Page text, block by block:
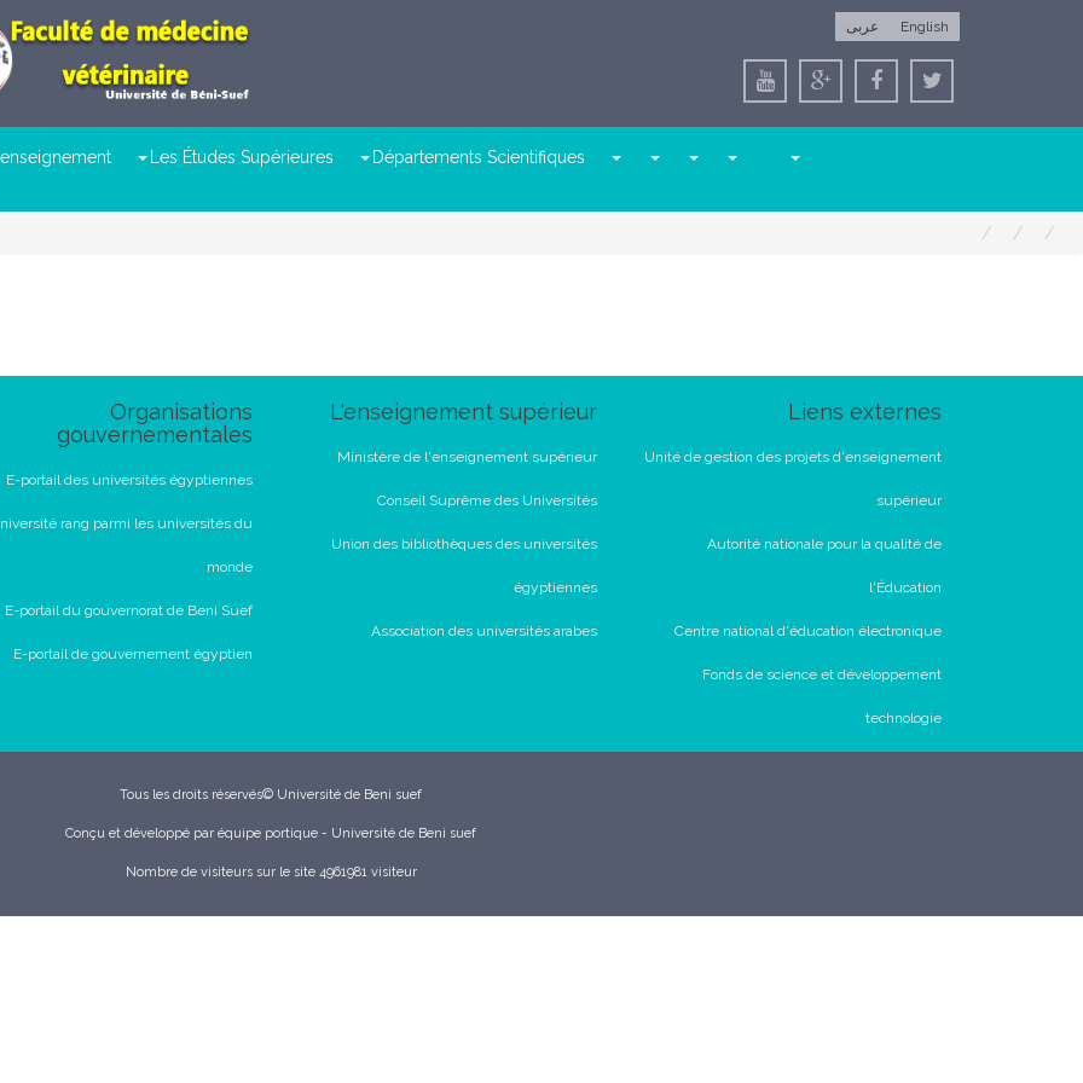
English عربى
Les Études Supérieures
Départements Scientifiques
Organisations
gouvernementales
E-portail des universités égyptiennes
rang parmi les universités du
monde
E-portail du gouvernorat de Beni Suef
E-portail de gouvernement égyptien
L'enseignement supérieur
Ministère de l'enseignement supérieur
Conseil Suprême des Universités
Union des bibliothèques des universités
égyptiennes
Association des universités arabes
Liens externes
Unité de gestion des projets d'enseignement
supérieur
Autorité nationale pour la qualité de
l'Éducation
Centre national d'éducation électronique
Fonds de science et développement
technologie
Tous les droits réservés© Université de Beni suef
Conçu et développé par équipe portique - Université de Beni suef
Nombre de visiteurs sur le site 4961981 visiteur